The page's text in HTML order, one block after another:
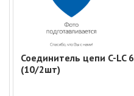
Соединитель цепи C-LC 6
(10/2шт)